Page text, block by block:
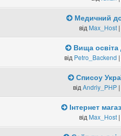
Медичний
від Max_Host
Вища освіта
від Petro_Backend
Списоу
відAndriy_PHP
Інтернет
від Max_Host